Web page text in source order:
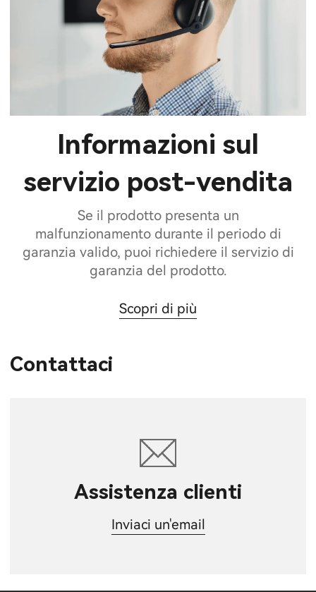
Informazioni sul
servizio post-vendita
Se il prodotto presenta un
malfunzionamento durante il periodo di
garanzia valido, puoi richiedere il servizio di
garanzia del prodotto.
Scopri di più
Contattaci
Assistenza clienti
Inviaci un'email